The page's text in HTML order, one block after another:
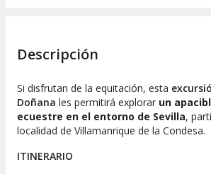
Descripción
Si disfrutan de la equitación, esta
Doñana les permitirá explorar un
ecuestre en el entorno de Sevilla,
localidad de Villamanrique de la Condesa.
ITINERARIO